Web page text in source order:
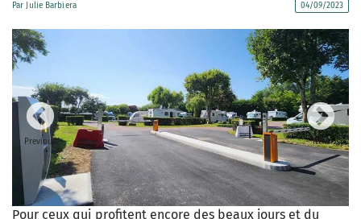
Par Julie Barbiera 04/09/2023
Previous Next
Pour ceux qui profitent encore des beaux jours et du